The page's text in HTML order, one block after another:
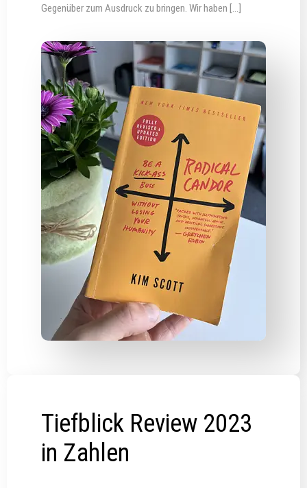
Gegenüber zum Ausdruck zu bringen. Wir haben […]
Tiefblick Review 2023
in Zahlen